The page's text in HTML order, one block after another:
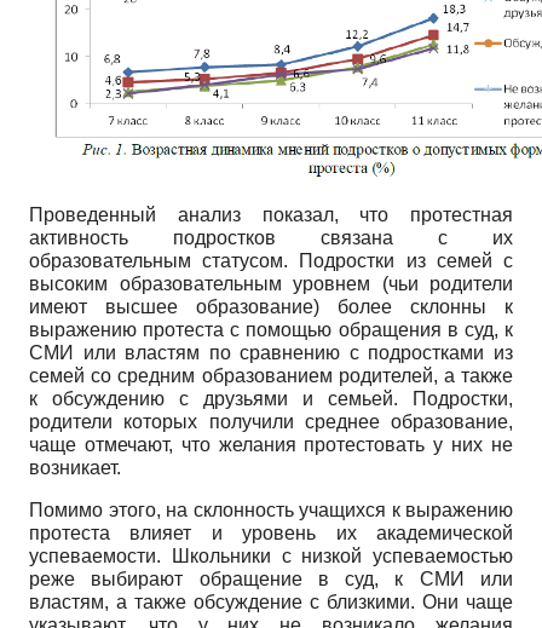
Проведенный анализ показал, что протестная
активность подростков связана с их
образовательным статусом. Подростки из семей с
высоким образовательным уровнем (чьи родители
имеют высшее образование) более склонны к
выражению протеста с помощью обращения в суд, к
СМИ или властям по сравнению с подростками из
семей со средним образованием родителей, а также
к обсуждению с друзьями и семьей. Подростки,
родители которых получили среднее образование,
чаще отмечают, что желания протестовать у них не
возникает.
Помимо этого, на склонность учащихся к выражению
протеста влияет и уровень их академической
успеваемости. Школьники с низкой успеваемостью
реже выбирают обращение в суд, к СМИ или
властям, а также обсуждение с близкими. Они чаще